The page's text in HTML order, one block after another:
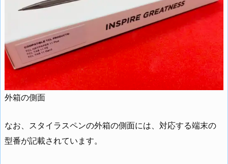
外箱の側面
なお、スタイラスペンの外箱の側面には、対応する端末の
型番が記載されています。